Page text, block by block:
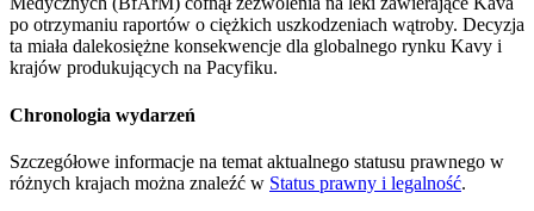
po otrzymaniu raportów o ciężkich uszkodzeniach wątroby. Decyzja
ta miała dalekosiężne konsekwencje dla globalnego rynku Kavy i
krajów produkujących na Pacyfiku.
Chronologia wydarzeń
Szczegółowe informacje na temat aktualnego statusu prawnego w
różnych krajach można znaleźć w Status prawny i legalność.